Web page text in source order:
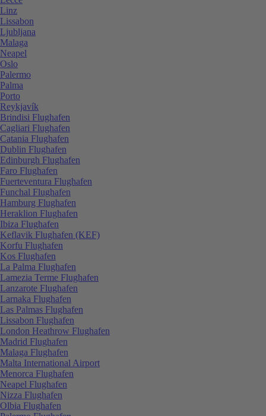
Linz
Lissabon
Ljubljana
Malaga
Neapel
Oslo
Palermo
Palma
Porto
Reykjavík
Brindisi Flughafen
Cagliari Flughafen
Catania Flughafen
Dublin Flughafen
Edinburgh Flughafen
Faro Flughafen
Fuerteventura Flughafen
Funchal Flughafen
Hamburg Flughafen
Heraklion Flughafen
Ibiza Flughafen
Keflavik Flughafen (KEF)
Korfu Flughafen
Kos Flughafen
La Palma Flughafen
Lamezia Terme Flughafen
Lanzarote Flughafen
Larnaka Flughafen
Las Palmas Flughafen
Lissabon Flughafen
London Heathrow Flughafen
Madrid Flughafen
Malaga Flughafen
Malta International Airport
Menorca Flughafen
Neapel Flughafen
Nizza Flughafen
Olbia Flughafen